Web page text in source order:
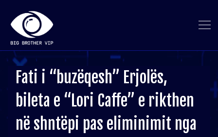
Fati i “buzëqesh” Erjolës,
bileta e “Lori Caffe” e rikthen
në shntëpi pas eliminimit nga